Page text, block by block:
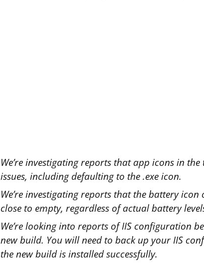
We’re investigating reports that app icons in
issues, including defaulting to the .exe icon.
We’re investigating reports that the battery
close to empty, regardless of actual battery
We’re looking into reports of IIS configuration
new build. You will need to back up your IIS
the new build is installed successfully.